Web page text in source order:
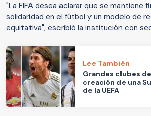
"La FIFA desea aclarar que se mantiene
solidaridad en el fútbol y un modelo de
equitativa", escribió la institución con
Lee También
Grandes clubes
creación de una
de la UEFA